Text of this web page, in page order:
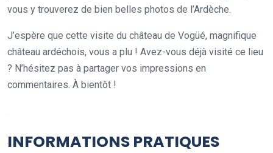
vous y trouverez de bien belles photos de l’Ardèche.
J’espère que cette visite du château de Vogüé, magnifique
château ardéchois, vous a plu ! Avez-vous déjà visité ce lieu
? N’hésitez pas à partager vos impressions en
commentaires. À bientôt !
INFORMATIONS PRATIQUES